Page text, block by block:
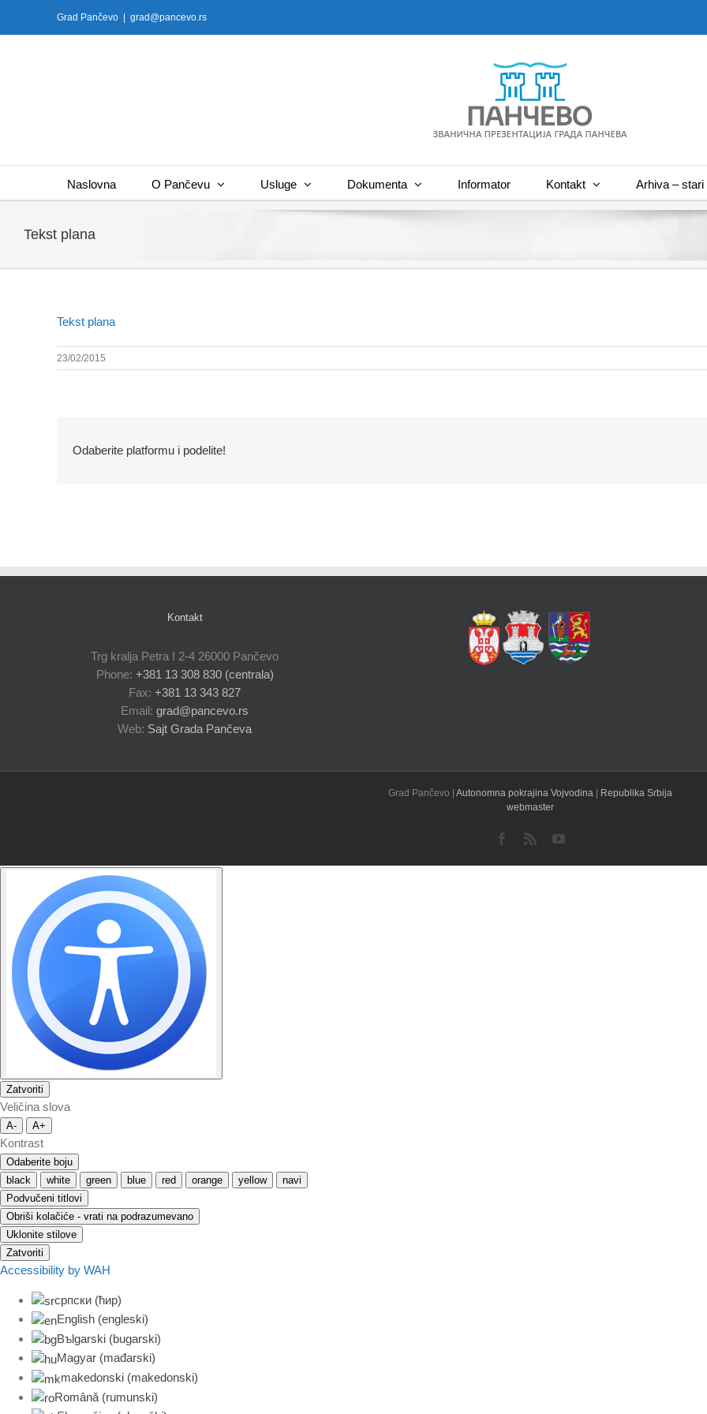
Grad Pančevo grad@pancevo.rs
Naslovna O Pančevu Usluge Dokumenta Informator Kontakt Arhiva – stari
Tekst plana
Tekst plana
23/02/2015
Odaberite platformu i podelite!
Kontakt
Trg kralja Petra I 2-4 26000 Pančevo
Phone: +381 13 308 830 (centrala)
Fax: +381 13 343 827
Email: grad@pancevo.rs
Web: Sajt Grada Pančeva
Grad Pančevo | Autonomna pokrajina Vojvodina | Republika Srbija
webmaster
Facebook
Rss YouTube
Zatvoriti
Veličina slova
A- A+
Kontrast
Odaberite boju
black
white green blue red orange yellow
navi
Podvučeni titlovi
Obriši kolačiće - vrati na podrazumevano
Uklonite stilove
Zatvoriti
Accessibility by WAH
српски (ћир)
English (engleski)
Bъlgarski (bugarski)
Magyar (mađarski)
makedonski (makedonski)
Română (rumunski)